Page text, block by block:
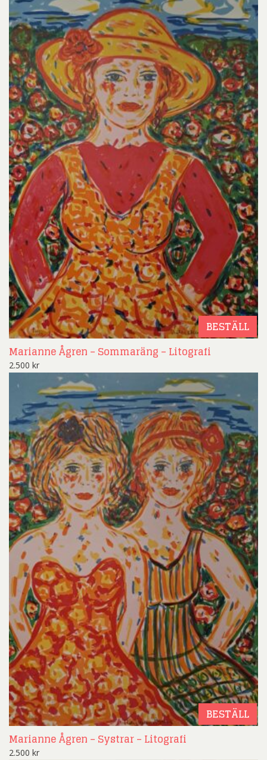
BESTÄLL
Marianne Ågren – Sommaräng – Litografi
2.500 kr
BESTÄLL
Marianne Ågren – Systrar – Litografi
2.500 kr